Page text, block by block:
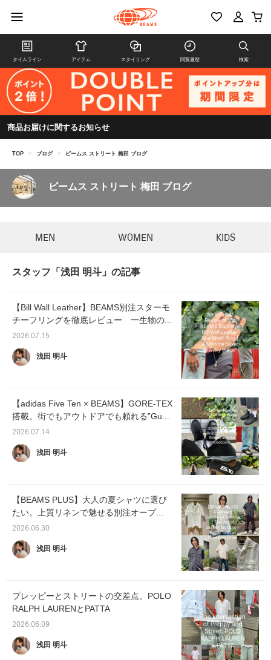
タイムライン アイテム スタイリング 閲覧履歴 検索
商品お届けに関するお知らせ
TOP > ブログ > ビームス ストリート 梅田 ブログ
ビームス ストリート 梅田 ブログ
MEN WOMEN KIDS
スタッフ「浅田 明斗」の記事
【Bill Wall Leather】BEAMS別注スターモ
チーフリングを徹底レビュー 一生物の...
2026.07.15
浅田 明斗
【adidas Five Ten × BEAMS】GORE-TEX
搭載。街でもアウトドアでも頼れる”Gu...
2026.07.14
浅田 明斗
【BEAMS PLUS】大人の夏シャツに選び
たい。上質リネンで魅せる別注オープ...
2026.06.30
浅田 明斗
プレッピーとストリートの交差点。POLO
RALPH LAURENとPATTA
2026.06.09
浅田 明斗